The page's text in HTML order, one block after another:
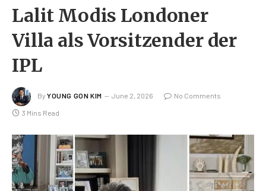
Lalit Modis Londoner
Villa als Vorsitzender der
IPL
By YOUNG GON KIM June 2, 2026 No Comments
3 Mins Read